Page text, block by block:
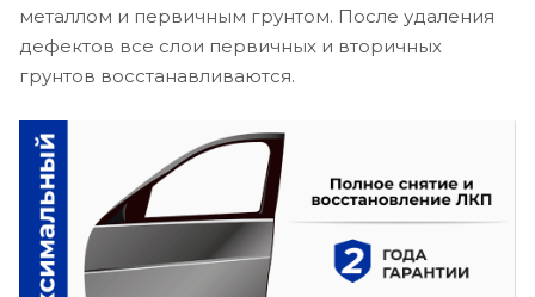
металлом и первичным грунтом. После удаления
дефектов все слои первичных и вторичных
грунтов восстанавливаются.